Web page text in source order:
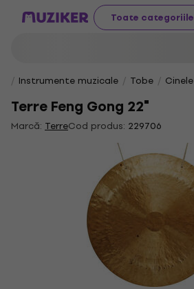
Toate categoriile
Instrumente muzicale Tobe Cinele
Terre Feng Gong 22"
Marcă: TerreCod produs: 229706